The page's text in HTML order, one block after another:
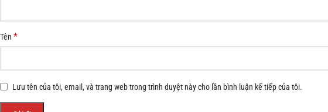
Tên *
Lưu tên của tôi, email, và trang web trong trình duyệt này cho lần bình luận kế tiếp của tôi.